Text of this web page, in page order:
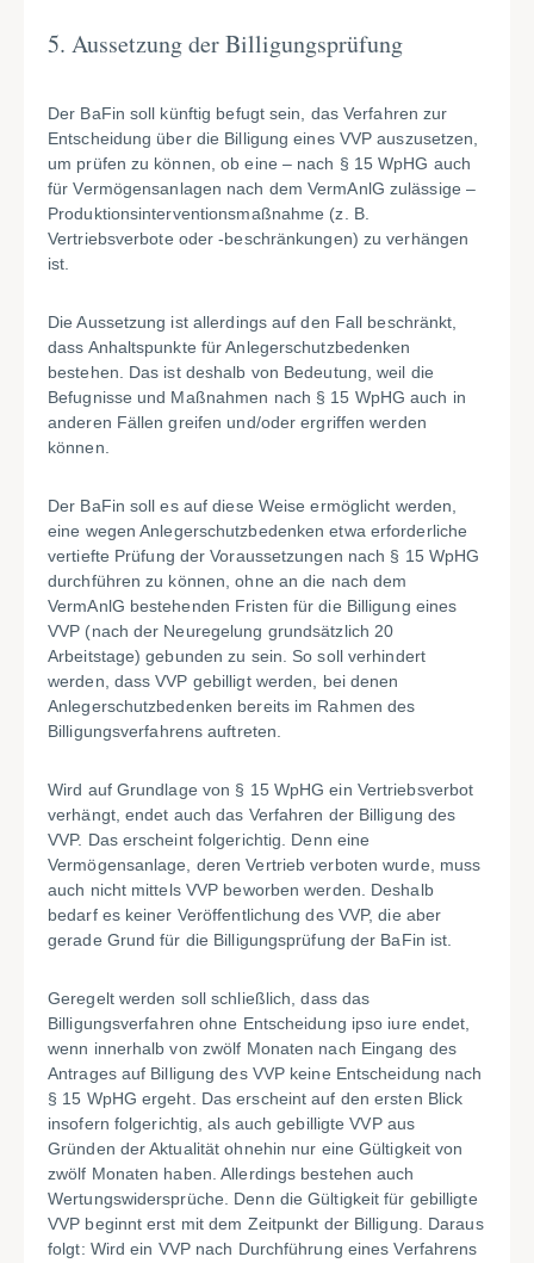
5. Aussetzung der Billigungsprüfung
Der BaFin soll künftig befugt sein, das Verfahren zur
Entscheidung über die Billigung eines VVP auszusetzen,
um prüfen zu können, ob eine – nach § 15 WpHG auch
für Vermögensanlagen nach dem VermAnlG zulässige –
Produktionsinterventionsmaßnahme (z. B.
Vertriebsverbote oder -beschränkungen) zu verhängen
ist.
Die Aussetzung ist allerdings auf den Fall beschränkt,
dass Anhaltspunkte für Anlegerschutzbedenken
bestehen. Das ist deshalb von Bedeutung, weil die
Befugnisse und Maßnahmen nach § 15 WpHG auch in
anderen Fällen greifen und/oder ergriffen werden
können.
Der BaFin soll es auf diese Weise ermöglicht werden,
eine wegen Anlegerschutzbedenken etwa erforderliche
vertiefte Prüfung der Voraussetzungen nach § 15 WpHG
durchführen zu können, ohne an die nach dem
VermAnlG bestehenden Fristen für die Billigung eines
VVP (nach der Neuregelung grundsätzlich 20
Arbeitstage) gebunden zu sein. So soll verhindert
werden, dass VVP gebilligt werden, bei denen
Anlegerschutzbedenken bereits im Rahmen des
Billigungsverfahrens auftreten.
Wird auf Grundlage von § 15 WpHG ein Vertriebsverbot
verhängt, endet auch das Verfahren der Billigung des
VVP. Das erscheint folgerichtig. Denn eine
Vermögensanlage, deren Vertrieb verboten wurde, muss
auch nicht mittels VVP beworben werden. Deshalb
bedarf es keiner Veröffentlichung des VVP, die aber
gerade Grund für die Billigungsprüfung der BaFin ist.
Geregelt werden soll schließlich, dass das
Billigungsverfahren ohne Entscheidung ipso iure endet,
wenn innerhalb von zwölf Monaten nach Eingang des
Antrages auf Billigung des VVP keine Entscheidung nach
§ 15 WpHG ergeht. Das erscheint auf den ersten Blick
insofern folgerichtig, als auch gebilligte VVP aus
Gründen der Aktualität ohnehin nur eine Gültigkeit von
zwölf Monaten haben. Allerdings bestehen auch
Wertungswidersprüche. Denn die Gültigkeit für gebilligte
VVP beginnt erst mit dem Zeitpunkt der Billigung. Daraus
folgt: Wird ein VVP nach Durchführung eines Verfahrens